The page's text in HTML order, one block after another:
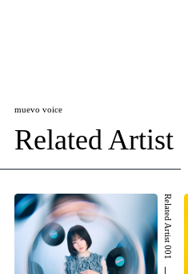
muevo voice
Related Artist
Related Artist 001